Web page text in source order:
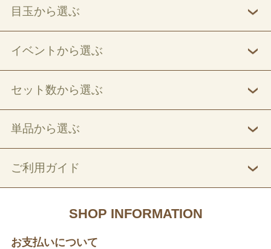
目玉から選ぶ
イベントから選ぶ
セット数から選ぶ
単品から選ぶ
ご利用ガイド
SHOP INFORMATION
お支払いについて